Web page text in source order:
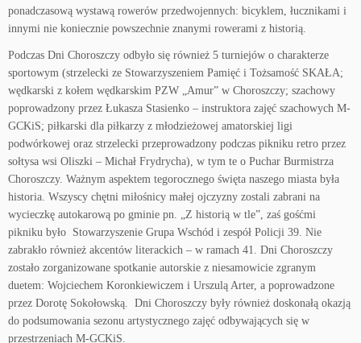
ponadczasową wystawą rowerów przedwojennych: bicyklem, łucznikami i
innymi nie koniecznie powszechnie znanymi rowerami z historią.
Podczas Dni Choroszczy odbyło się również 5 turniejów o charakterze
sportowym (strzelecki ze Stowarzyszeniem Pamięć i Tożsamość SKAŁA;
wędkarski z kołem wędkarskim PZW „Amur” w Choroszczy; szachowy
poprowadzony przez Łukasza Stasienko – instruktora zajęć szachowych M-
GCKiS; piłkarski dla piłkarzy z młodzieżowej amatorskiej ligi
podwórkowej oraz strzelecki przeprowadzony podczas pikniku retro przez
sołtysa wsi Oliszki – Michał Frydrycha), w tym te o Puchar Burmistrza
Choroszczy. Ważnym aspektem tegorocznego święta naszego miasta była
historia. Wszyscy chętni miłośnicy małej ojczyzny zostali zabrani na
wycieczkę autokarową po gminie pn. „Z historią w tle”, zaś gośćmi
pikniku było Stowarzyszenie Grupa Wschód i zespół Policji 39. Nie
zabrakło również akcentów literackich – w ramach 41. Dni Choroszczy
zostało zorganizowane spotkanie autorskie z niesamowicie zgranym
duetem: Wojciechem Koronkiewiczem i Urszulą Arter, a poprowadzone
przez Dorotę Sokołowską. Dni Choroszczy były również doskonałą okazją
do podsumowania sezonu artystycznego zajęć odbywających się w
przestrzeniach M-GCKiS.